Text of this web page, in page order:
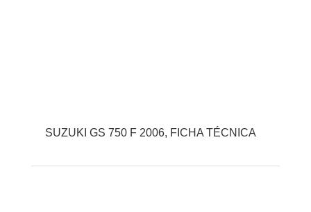
SUZUKI GS 750 F 2006, FICHA TÉCNICA